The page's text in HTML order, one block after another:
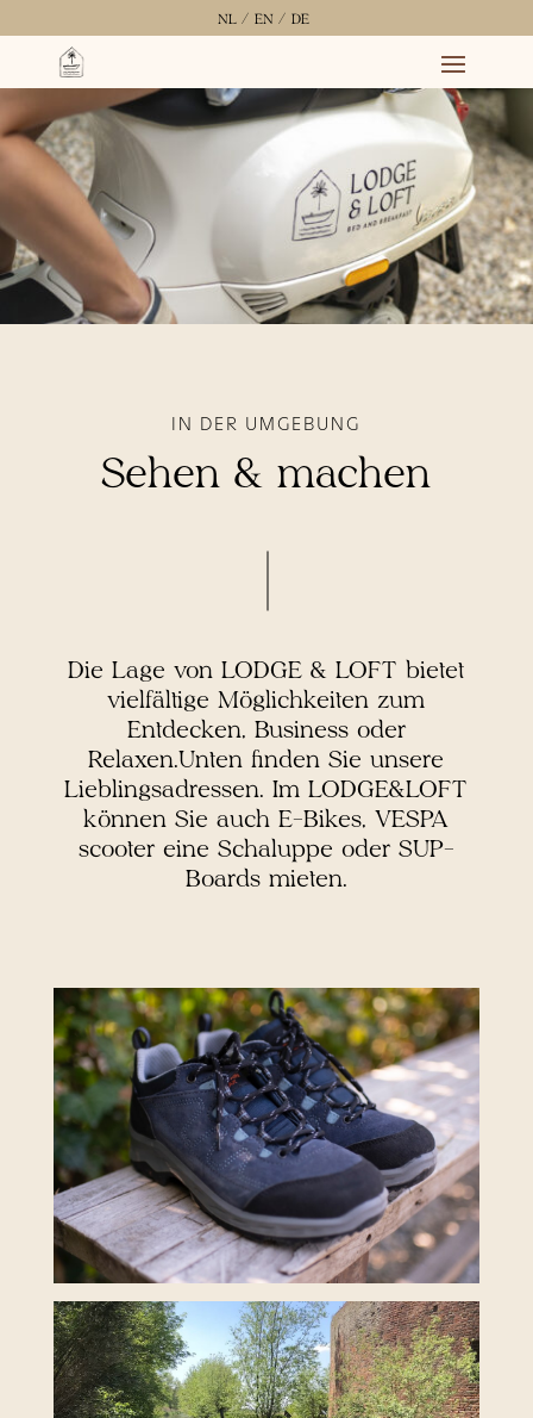
NL / EN / DE
IN DER UMGEBUNG
Sehen & machen
Die Lage von LODGE & LOFT bietet
vielfältige Möglichkeiten zum
Entdecken, Business oder
Relaxen.Unten finden Sie unsere
Lieblingsadressen. Im LODGE&LOFT
können Sie auch E-Bikes, VESPA
scooter eine Schaluppe oder SUP-
Boards mieten.
GEHEN